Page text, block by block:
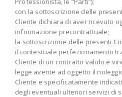
con la sottoscrizione delle
Cliente dichiara di aver ricevuto
informazione precontrattuale;
la sottoscrizione delle presenti
il contestuale perfezionamento
Cliente di un contratto valido e
legge avente ad oggetto il
Cliente e specificatamente
degli eventuali ulteriori servizi di